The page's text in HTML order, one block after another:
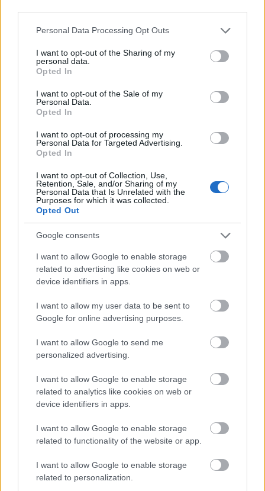
Please note that this website/app uses one or more Google
not limited to your visit or usage behaviour. You may click to
grant or deny consent to Google and its third-party tags to
use your data for below specified purposes in below Google
consent section.
Personal Data Processing Opt Outs
I want to opt-out of the Sharing of my
personal data.
Opted In
I want to opt-out of the Sale of my
Personal Data.
Opted In
I want to opt-out of processing my
Personal Data for Targeted Advertising.
Opted In
I want to opt-out of Collection, Use,
Retention, Sale, and/or Sharing of my
Personal Data that Is Unrelated with the
Purposes for which it was collected.
Opted Out
Google consents
I want to allow Google to enable storage
related to advertising like cookies on web or
device identifiers in apps.
I want to allow my user data to be sent to
Google for online advertising purposes.
I want to allow Google to send me
personalized advertising.
I want to allow Google to enable storage
related to analytics like cookies on web or
device identifiers in apps.
I want to allow Google to enable storage
related to functionality of the website or app.
I want to allow Google to enable storage
related to personalization.
munkálatokat, a VIDOR Fesztivál nézői idén sem
versenyprogram nélkül. A közönség számos
kedvencével találkozhat újra, itt lesz többek között
Ötvös András(Kaktuszvirág, rendező:
Novák
Eszter), a Játékszín
valamintSzente Vajkszereplésével, és utóbbi
rendezésében is. Szerednyey Béla, Nagy Sándor, a
Móricz Zsigmond Színház színpadán már szereplő
Kerekes ÉvávalésBalla Eszterrel
a Madách SzínházÜgyes kis hazugságok
darabjában
(rendező:Szirtes Tamás).Gáspár Sándor
Jánosnevével fémjelzett
Játék a kastélyban(Vörösmarty Színház),Balsai Móni
Schmied Zoltán
színészrealkotásban (Centrál Színház, rendező:Ujj
Mészáros Károly),Mucsi ZoltánésFodor Tamás
Nézőművészeti Kft. és a Szkéné Színház közös
(rendező:Koltai M. Gábor),Börcsök Enikőpedig
Soós Péterrendezésében, a Pinceszínház Háy János:
Miskolci Nemzeti Színház aBetörő az albérlőm című
vígjátékkal, Keszég László rendezésében, az Aranytíz
egyfelvonásosokkal.
A Neptun BrigádBenne vagyprodukcióját
Dániel Ambrus, a TÁP Színház Rendezői változatát
Znajkay Zsófia
állította színpadra. A szerzők listája
is rendkívül széleskörű: klasszikus magyar szerzők,
így Örkény István is szerepel rajta
Tóték című
alkotásával a Veres1 Színház vendégjátékában
(rendező:Dicső Dániel), de kortárs magyar szerzők